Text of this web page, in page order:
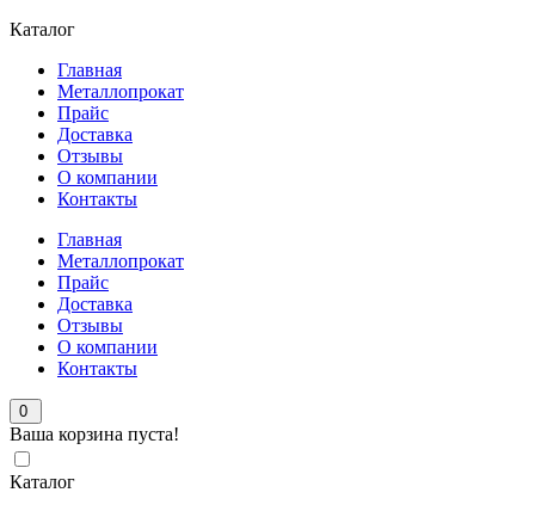
Каталог
Главная
Металлопрокат
Прайс
Доставка
Отзывы
О компании
Контакты
Главная
Металлопрокат
Прайс
Доставка
Отзывы
О компании
Контакты
0
Ваша корзина пуста!
Каталог